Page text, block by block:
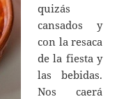
quizás
cansados y
con la resaca
de la fiesta y
las bebidas.
Nos caerá